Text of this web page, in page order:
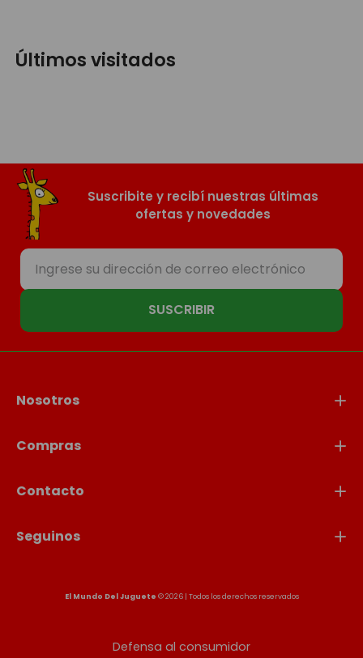
Últimos visitados
Suscribite y recibí nuestras últimas
ofertas y novedades
SUSCRIBIR
Nosotros
Compras
Contacto
Seguinos
El Mundo Del Juguete © 2026 | Todos los derechos reservados
Defensa al consumidor